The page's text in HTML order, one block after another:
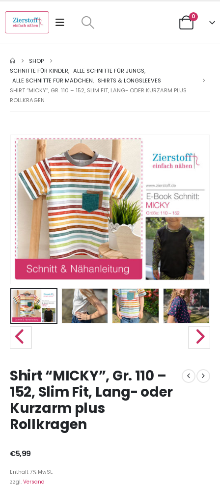
0
SHOP
SCHNITTE FÜR KINDER, ALLE SCHNITTE FÜR JUNGS,
ALLE SCHNITTE FÜR MÄDCHEN, SHIRTS & LONGSLEEVES
SHIRT “MICKY”, GR. 110 – 152, SLIM FIT, LANG- ODER KURZARM PLUS
ROLLKRAGEN
Shirt “MICKY”, Gr. 110 –
152, Slim Fit, Lang- oder
Kurzarm plus
Rollkragen
€5,99
Enthält 7% MwSt.
zzgl. Versand